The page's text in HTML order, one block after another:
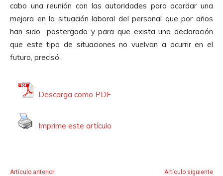
cabo una reunión con las autoridades para acordar una
mejora en la situación laboral del personal que por años
han sido postergado y para que exista una declaración
que este tipo de situaciones no vuelvan a ocurrir en el
futuro, precisó.
Descarga como PDF
Imprime este artículo
Artículo anterior Artículo siguiente